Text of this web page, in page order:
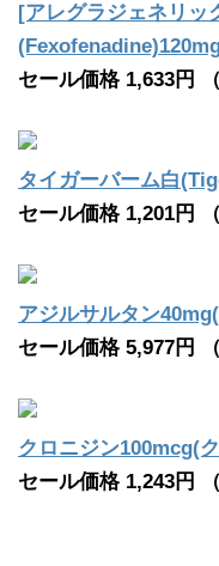
[アレグラジェネリッ
セール価格 1,633円
タイガーバーム白
セール価格 1,201円
アジルサルタン
セール価格 5,977円
クロニジン100mcg(
セール価格 1,243円